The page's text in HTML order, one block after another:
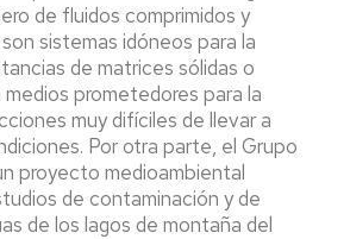
de fluidos comprimidos y
sistemas idóneos para la
de matrices sólidas o
prometedores para la
muy difíciles de llevar a
Por otra parte, el Grupo
proyecto medioambiental
de contaminación y de
de los lagos de montaña del